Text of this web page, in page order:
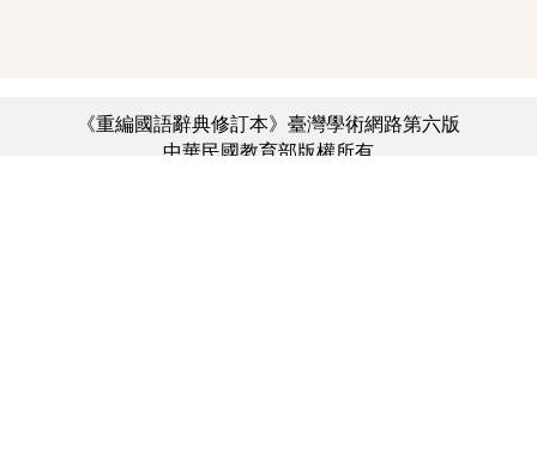
《重編國語辭典修訂本》臺灣學術網路第六版
中華民國教育部版權所有